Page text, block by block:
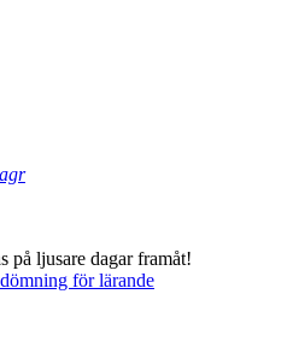
på ljusare dagar framåt!
för lärande